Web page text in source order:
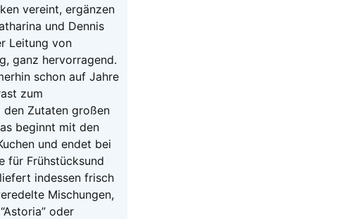
vereint, ergänzen
und Dennis
Leitung von
ganz hervorragend.
schon auf Jahre
zum
den Zutaten großen
beginnt mit den
und endet bei
für Frühstücksund
indessen frisch
Mischungen,
oder